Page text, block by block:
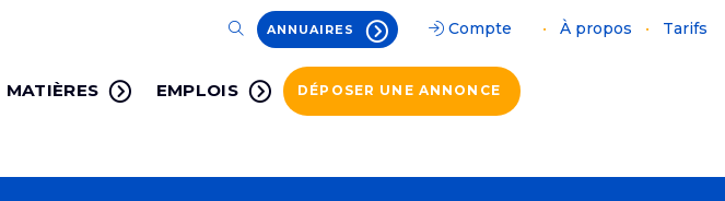
ANNUAIRES Compte • À propos • Tarifs
MATIÈRES EMPLOIS DÉPOSER UNE ANNONCE